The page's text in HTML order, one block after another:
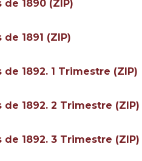
1890 (ZIP)
1891 (ZIP)
1892. 1 Trimestre (ZIP)
1892. 2 Trimestre (ZIP)
1892. 3 Trimestre (ZIP)